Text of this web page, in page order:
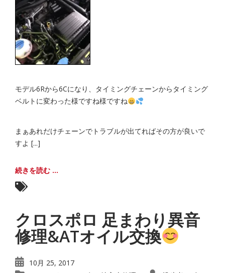
モデル6Rから6Cになり、タイミングチェーンからタイミング
ベルトに変わった様ですね様ですね
まぁあれだけチェーンでトラブルが出てればその方が良いで
すよ [...]
続きを読む ...
クロスポロ 足まわり異音
修理&ATオイル交換
10月 25, 2017